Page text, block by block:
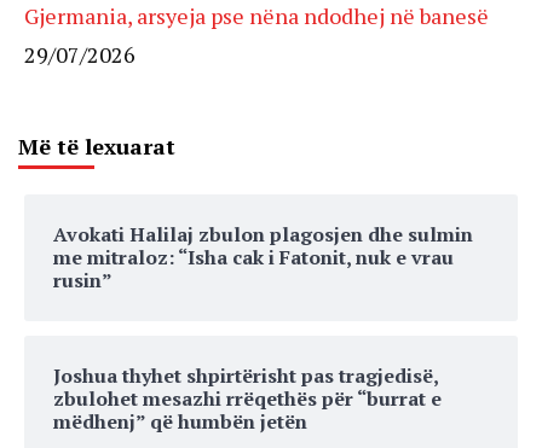
Gjermania, arsyeja pse nëna ndodhej në banesë
29/07/2026
Më të lexuarat
Avokati Halilaj zbulon plagosjen dhe sulmin
me mitraloz: “Isha cak i Fatonit, nuk e vrau
rusin”
Joshua thyhet shpirtërisht pas tragjedisë,
zbulohet mesazhi rrëqethës për “burrat e
mëdhenj” që humbën jetën